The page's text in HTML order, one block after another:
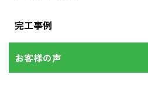
完工事例
お客様の声